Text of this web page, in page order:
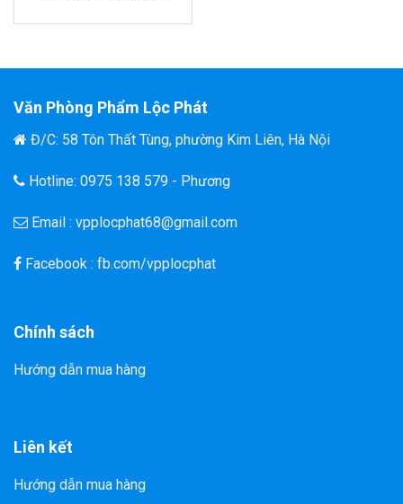
Văn Phòng Phẩm Lộc Phát
Đ/C: 58 Tôn Thất Tùng, phường Kim Liên, Hà Nội
Hotline: 0975 138 579 - Phương
Email : vpplocphat68@gmail.com
Facebook : fb.com/vpplocphat
Chính sách
Hướng dẫn mua hàng
Liên kết
Hướng dẫn mua hàng